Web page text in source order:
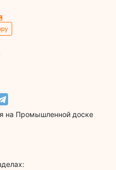
на Промышленной доске